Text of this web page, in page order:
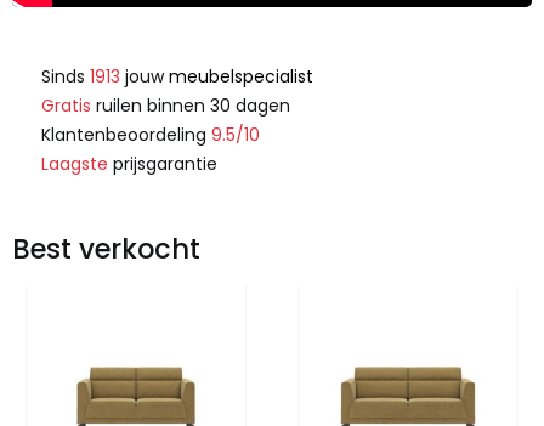
Sinds 1913 jouwmeubelspecialist
Gratis ruilen binnen 30 dagen
Klantenbeoordeling 9.5/10
Laagste prijsgarantie
Best verkocht